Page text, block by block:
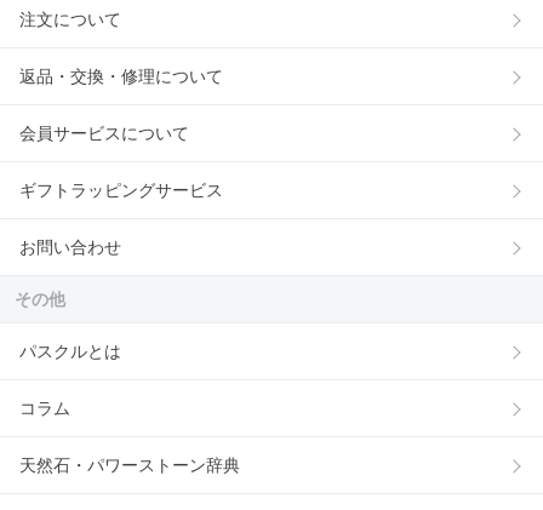
注文について
返品・交換・修理について
会員サービスについて
ギフトラッピングサービス
お問い合わせ
その他
パスクルとは
コラム
天然石・パワーストーン辞典